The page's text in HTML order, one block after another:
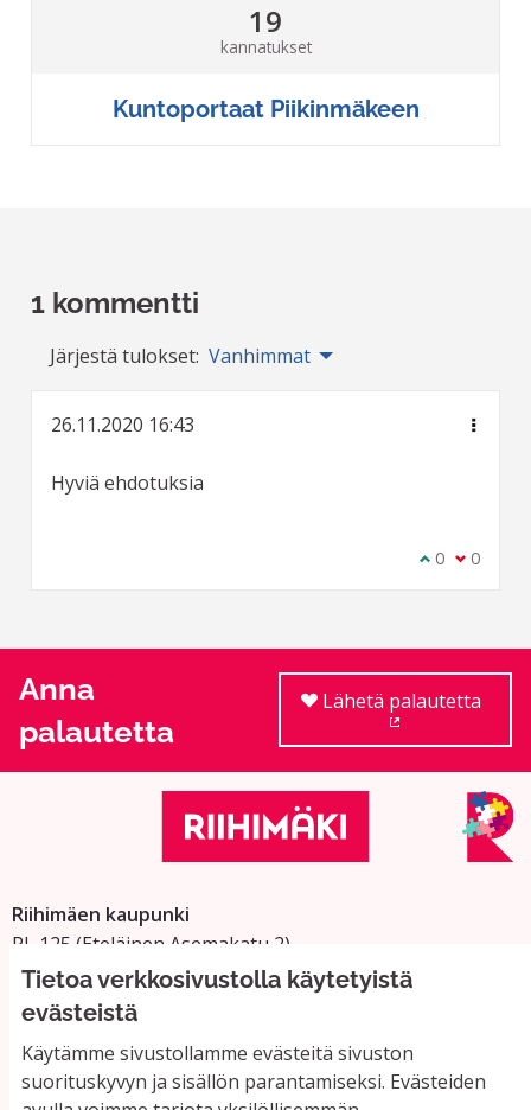
Tietoa verkkosivustolla käytetyistä
evästeistä
Käytämme sivustollamme evästeitä sivuston
suorituskyvyn ja sisällön parantamiseksi. Evästeiden
Kuntoportaat Piikinmäkeen
19
kannatukset
1 kommentti
Järjestä tulokset: Vanhimmat
26.11.2020 16:43
Hyviä ehdotuksia
Olen samaa
0 Olen eri
0
Anna
palautetta
Lähetä palautetta
Riihimäen kaupunki
PL 125 (Eteläinen Asemakatu 2)
11101 Riihimäki
Vaihde: 019 758 4000
Sähköpostiosoitteet:
etunimi.sukunimi@riihimaki.fi